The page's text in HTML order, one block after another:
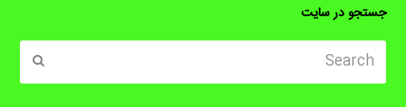
جستجو در سایت
Search